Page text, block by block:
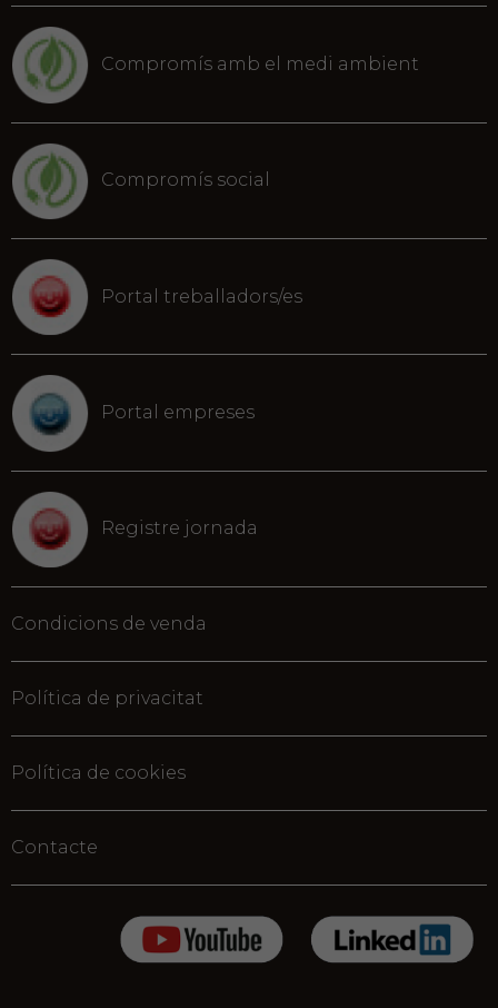
Compromís amb el medi ambient
Compromís social
Portal treballadors/es
Portal empreses
Registre jornada
Condicions de venda
Política de privacitat
Política de cookies
Contacte